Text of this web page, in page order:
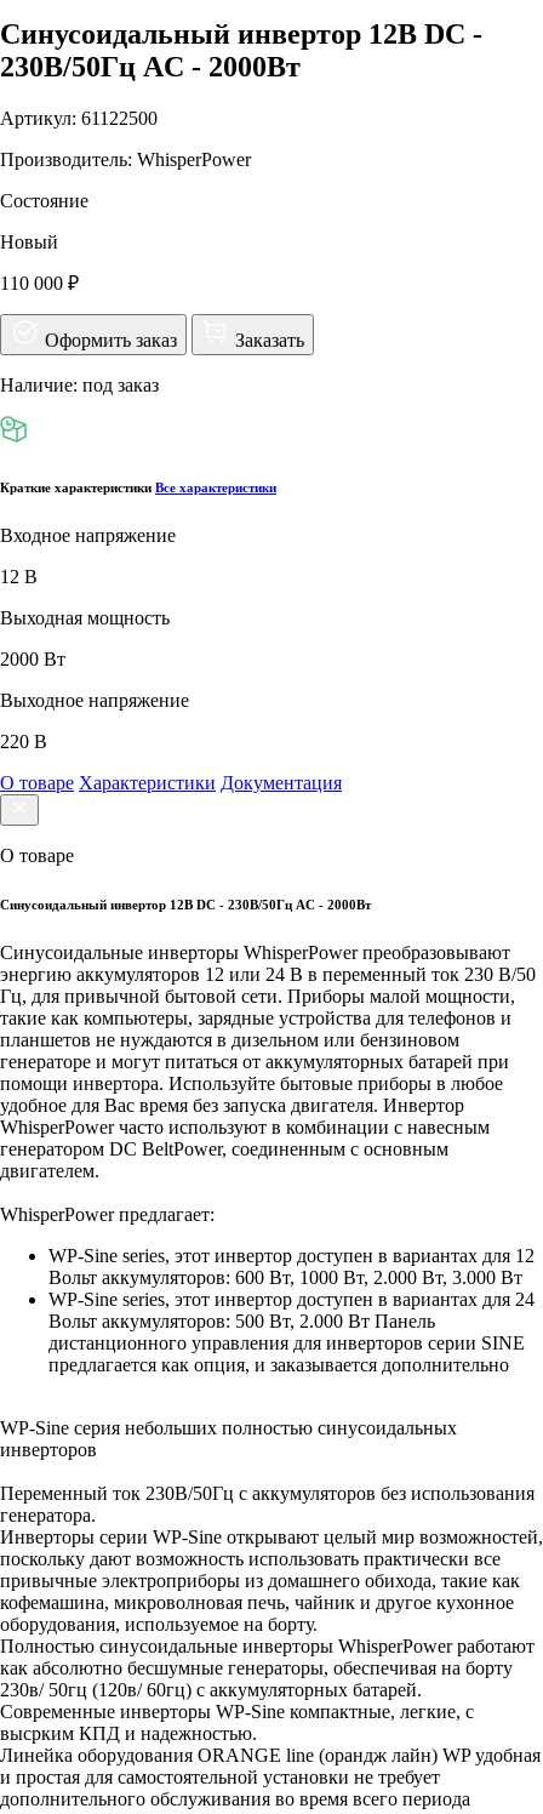
Синусоидальный инвертор 12В DC -
230В/50Гц AC - 2000Вт
Артикул: 61122500
Производитель: WhisperPower
Состояние
Новый
110 000 ₽
Оформить заказ Заказать
Наличие: под заказ
Краткие характеристики Все характеристики
Входное напряжение
12 В
Выходная мощность
2000 Вт
Выходное напряжение
220 В
О товаре Характеристики Документация
О товаре
Синусоидальный инвертор 12В DC - 230В/50Гц AC - 2000Вт
Синусоидальные инверторы WhisperPower преобразовывают
энергию аккумуляторов 12 или 24 В в переменный ток 230 В/50
Гц, для привычной бытовой сети. Приборы малой мощности,
такие как компьютеры, зарядные устройства для телефонов и
планшетов не нуждаются в дизельном или бензиновом
генераторе и могут питаться от аккумуляторных батарей при
помощи инвертора. Используйте бытовые приборы в любое
удобное для Вас время без запуска двигателя. Инвертор
WhisperPower часто используют в комбинации с навесным
генератором DC BeltPower, соединенным с основным
двигателем.
WhisperPower предлагает:
WP-Sine series, этот инвертор доступен в вариантах для 12
Вольт аккумуляторов: 600 Вт, 1000 Вт, 2.000 Вт, 3.000 Вт
WP-Sine series, этот инвертор доступен в вариантах для 24
Вольт аккумуляторов: 500 Вт, 2.000 Вт Панель
дистанционного управления для инверторов серии SINE
предлагается как опция, и заказывается дополнительно
WP-Sine серия небольших полностью синусоидальных
инверторов
Переменный ток 230В/50Гц с аккумуляторов без использования
генератора.
Инверторы серии WP-Sine открывают целый мир возможностей,
поскольку дают возможность использовать практически все
привычные электроприборы из домашнего обихода, такие как
кофемашина, микроволновая печь, чайник и другое кухонное
оборудования, используемое на борту.
Полностью синусоидальные инверторы WhisperPower работают
как абсолютно бесшумные генераторы, обеспечивая на борту
230в/ 50гц (120в/ 60гц) с аккумуляторных батарей.
Современные инверторы WP-Sine компактные, легкие, с
высрким КПД и надежностью.
Линейка оборудования ORANGE line (орандж лайн) WP удобная
и простая для самостоятельной установки не требует
дополнительного обслуживания во время всего периода